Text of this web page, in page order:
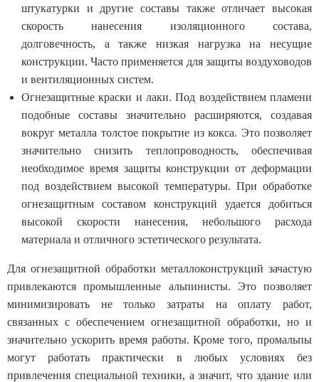
штукатурки и другие составы также отличает высокая
скорость нанесения изоляционного состава,
долговечность, а также низкая нагрузка на несущие
конструкции. Часто применяется для защиты воздуховодов
и вентиляционных систем.
Огнезащитные краски и лаки. Под воздействием пламени
подобные составы значительно расширяются, создавая
вокруг металла толстое покрытие из кокса. Это позволяет
значительно снизить теплопроводность, обеспечивая
необходимое время защиты конструкции от деформации
под воздействием высокой температуры. При обработке
огнезащитным составом конструкций удается добиться
высокой скорости нанесения, небольшого расхода
материала и отличного эстетического результата.
Для огнезащитной обработки металлоконструкций зачастую
привлекаются промышленные альпинисты. Это позволяет
минимизировать не только затраты на оплату работ,
связанных с обеспечением огнезащитной обработки, но и
значительно ускорить время работы. Кроме того, промальпы
могут работать практически в любых условиях без
привлечения специальной техники, а значит, что здание или